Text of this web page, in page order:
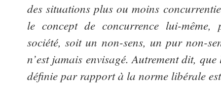
des situations plus ou moins
le concept de concurrence lui-
société, soit un non-sens, un pur non-
n’est jamais envisagé. Autrement dit,
définie par rapport à la norme libérale